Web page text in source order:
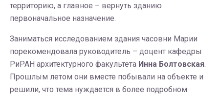
территорию, а главное – вернуть зданию
первоначальное назначение.
Заниматься исследованием здания часовни Марии
порекомендовала руководитель – доцент кафедры
РиРАН архитектурного факультета Инна Болтовская.
Прошлым летом они вместе побывали на объекте и
решили, что тема нуждается в более подробном